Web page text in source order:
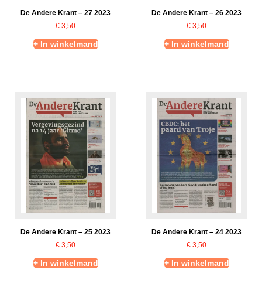
De Andere Krant – 27 2023
€ 3,50
+ In winkelmand
De Andere Krant – 26 2023
€ 3,50
+ In winkelmand
De Andere Krant – 25 2023
€ 3,50
+ In winkelmand
De Andere Krant – 24 2023
€ 3,50
+ In winkelmand